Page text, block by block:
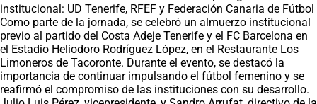
institucional: UD Tenerife, RFEF y Federación Canaria de Fútbol
Como parte de la jornada, se celebró un almuerzo institucional
previo al partido del Costa Adeje Tenerife y el FC Barcelona en
el Estadio Heliodoro Rodríguez López, en el Restaurante Los
Limoneros de Tacoronte. Durante el evento, se destacó la
importancia de continuar impulsando el fútbol femenino y se
reafirmó el compromiso de las instituciones con su desarrollo.